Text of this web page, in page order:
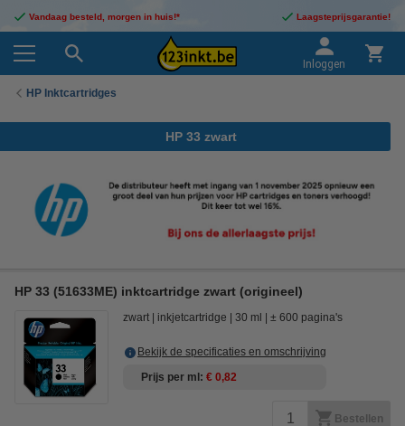
Vandaag besteld, morgen in huis!* Laagsteprijsgarantie!
Inloggen
HP Inktcartridges
HP 33 zwart
HP 33 (51633ME) inktcartridge zwart (origineel)
zwart inkjetcartridge 30 ml ± 600 pagina's
Bekijk de specificaties en omschrijving
Prijs per ml € 0,82
Bestellen